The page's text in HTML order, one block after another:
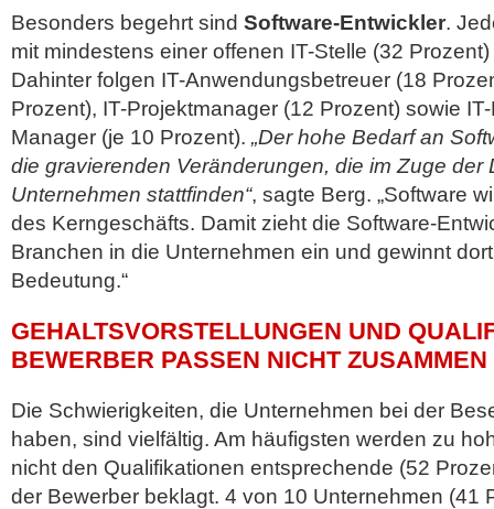
Besonders begehrt sind Software-Entwickler.
mit mindestens einer offenen IT-Stelle (32
Dahinter folgen IT-Anwendungsbetreuer (18
Prozent), IT-Projektmanager (12 Prozent) sowie
Manager (je 10 Prozent). „Der hohe Bedarf an
die gravierenden Veränderungen, die im Zuge der
Unternehmen stattfinden“, sagte Berg. „Software
des Kerngeschäfts. Damit zieht die Software-
Branchen in die Unternehmen ein und gewinnt
Bedeutung.“
GEHALTSVORSTELLUNGEN UND
BEWERBER PASSEN NICHT ZUSAMMEN
Die Schwierigkeiten, die Unternehmen bei der
haben, sind vielfältig. Am häufigsten werden zu
nicht den Qualifikationen entsprechende (52
der Bewerber beklagt. 4 von 10 Unternehmen (41